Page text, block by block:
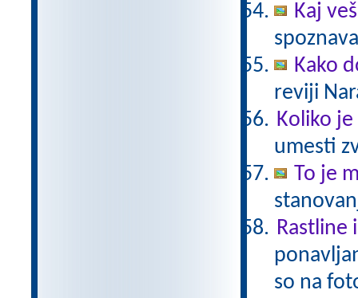
Kaj
Kako
reviji
Koliko
umesti
To je
Rastline
so na